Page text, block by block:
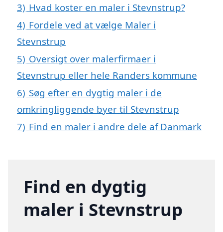
3) Hvad koster en maler i Stevnstrup?
4) Fordele ved at vælge Maler i
Stevnstrup
5) Oversigt over malerfirmaer i
Stevnstrup eller hele Randers kommune
6) Søg efter en dygtig maler i de
omkringliggende byer til Stevnstrup
7) Find en maler i andre dele af Danmark
Find en dygtig
maler i Stevnstrup